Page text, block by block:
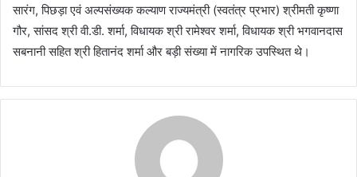
सारंग, पिछड़ा एवं अल्पसंख्यक कल्याण राज्यमंत्री (स्वतंत्र प्रभार) श्रीमती कृष्णा
गौर, सांसद श्री वी.डी. शर्मा, विधायक श्री रामेश्वर शर्मा, विधायक श्री भगवानदास
सबनानी सहित श्री हितानंद शर्मा और बड़ी संख्या में नागरिक उपस्थित थे।